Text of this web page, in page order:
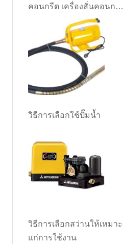
คอนกรีต เครื่องสั่นคอนกรีต
ให้เหมาะกับงาน
วิธีการเลือกใช้ปั๊มน้ำ
วิธีการเลือกสว่านให้เหมาะ
แก่การใช้งาน